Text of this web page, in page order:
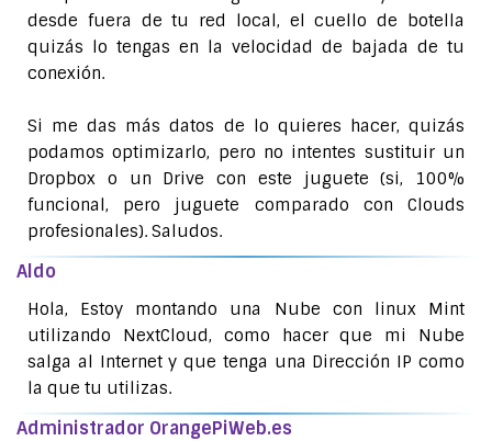
desde fuera de tu red local, el cuello de botella
quizás lo tengas en la velocidad de bajada de tu
conexión.
Si me das más datos de lo quieres hacer, quizás
podamos optimizarlo, pero no intentes sustituir un
Dropbox o un Drive con este juguete (si, 100%
funcional, pero juguete comparado con Clouds
profesionales). Saludos.
Aldo
Hola, Estoy montando una Nube con linux Mint
utilizando NextCloud, como hacer que mi Nube
salga al Internet y que tenga una Dirección IP como
la que tu utilizas.
Administrador OrangePiWeb.es